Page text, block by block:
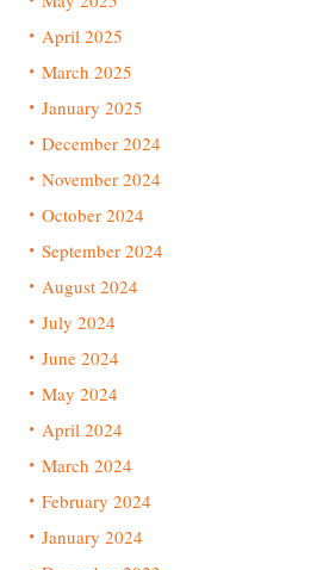
April 2025
March 2025
January 2025
December 2024
November 2024
October 2024
September 2024
August 2024
July 2024
June 2024
May 2024
April 2024
March 2024
February 2024
January 2024